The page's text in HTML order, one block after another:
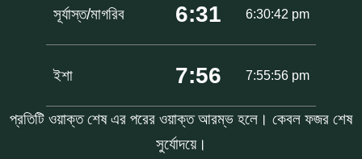
সূর্যাস্ত/মাগরিব 6:31 6:30:42 pm
ইশা 7:56 7:55:56 pm
প্রতিটি ওয়াক্ত শেষ এর পরের ওয়াক্ত আরম্ভ হলে। কেবল ফজর শেষ
সুর্যোদয়ে।